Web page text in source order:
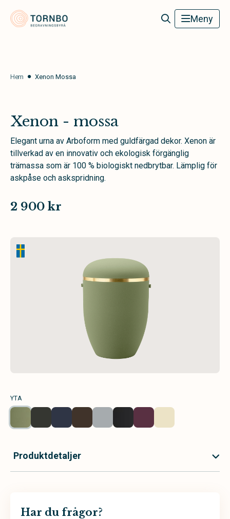
Tornbo Begravningsbyrå Meny
Hem Xenon Mossa
Xenon - mossa
Elegant urna av Arboform med guldfärgad dekor. Xenon är
tillverkad av en innovativ och ekologisk förgänglig
trämassa som är 100 % biologiskt nedbrytbar. Lämplig för
askpåse och askspridning.
2 900 kr
YTA
Produktdetaljer
Har du frågor?